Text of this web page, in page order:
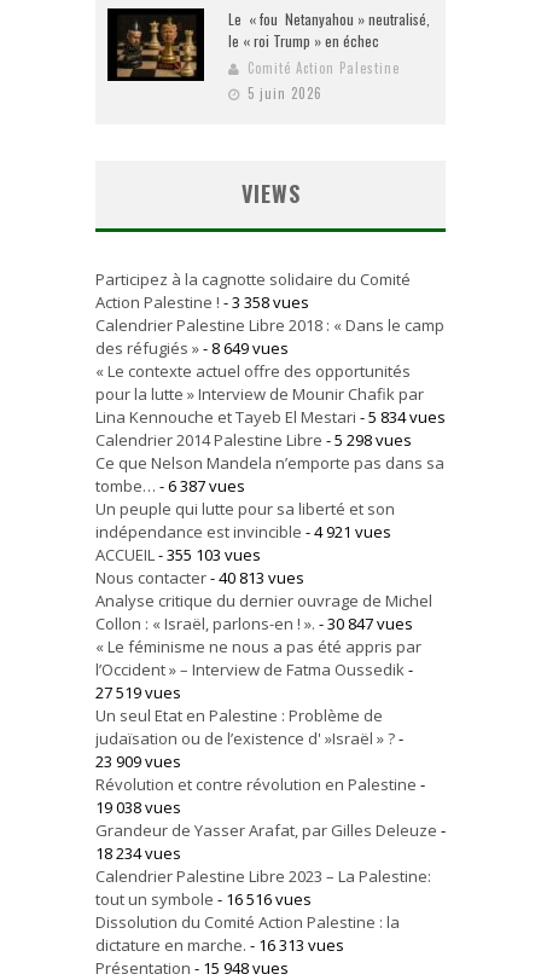
Le « fou Netanyahou » neutralisé,
le « roi Trump » en échec
Comité Action Palestine
5 juin 2026
VIEWS
Participez à la cagnotte solidaire du Comité
Action Palestine ! - 3 358 vues
Calendrier Palestine Libre 2018 : « Dans le camp
des réfugiés »- 8 649 vues
« Le contexte actuel offre des opportunités
pour la lutte » Interview de Mounir Chafik par
Lina Kennouche et Tayeb El Mestari - 5 834 vues
Calendrier 2014 Palestine Libre - 5 298 vues
Ce que Nelson Mandela n’emporte pas dans sa
tombe… - 6 387 vues
Un peuple qui lutte pour sa liberté et son
indépendance est invincible - 4 921 vues
ACCUEIL- 355 103 vues
Nous contacter- 40 813 vues
Analyse critique du dernier ouvrage de Michel
Collon : « Israël, parlons-en ! ». - 30 847 vues
« Le féminisme ne nous a pas été appris par
l’Occident » – Interview de Fatma Oussedik-
27 519 vues
Un seul Etat en Palestine : Problème de
judaïsation ou de l’existence d' »Israël » ?-
23 909 vues
Révolution et contre révolution en Palestine -
19 038 vues
Grandeur de Yasser Arafat, par Gilles Deleuze -
18 234 vues
Calendrier Palestine Libre 2023 – La Palestine:
tout un symbole - 16 516 vues
Dissolution du Comité Action Palestine : la
dictature en marche. - 16 313 vues
Présentation - 15 948 vues